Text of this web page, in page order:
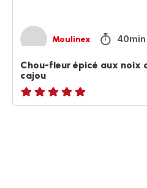
Moulinex 40min
Chou-fleur épicé aux noix
cajou
ratings.NaN